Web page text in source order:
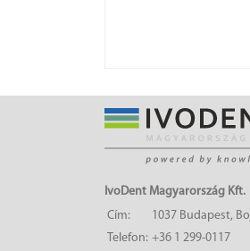
IvoDent Magyarország Kft.
Cím:
1037 Budapest,
Telefon: +36 1 299-0117